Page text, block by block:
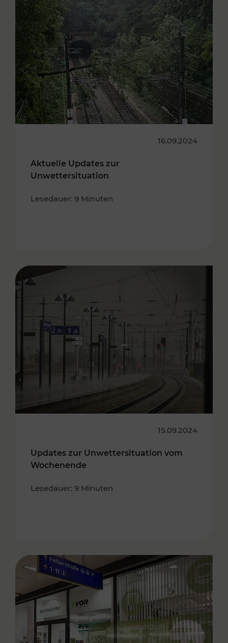
16.09.2024
Aktuelle Updates zur
Unwettersituation
Lesedauer: 9 Minuten
15.09.2024
Updates zur Unwettersituation vom
Wochenende
Lesedauer: 9 Minuten